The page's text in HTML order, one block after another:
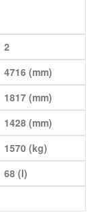
2
4716 (mm)
1817 (mm)
1428 (mm)
1570 (kg)
68 (l)